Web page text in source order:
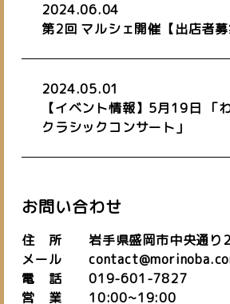
TEL. 019-601-
[営業時間] 10:00~19:00
[定休日] 日・祝
2024.06.04
第2回 マルシェ開催【出店者募
2024.05.01
【イベント情報】5月19日 「
クラシックコンサート」
お問い合わせ
住 所 岩手県盛岡市中央通り
メール
電 話 019-601-7827
営 業 10:00~19:00